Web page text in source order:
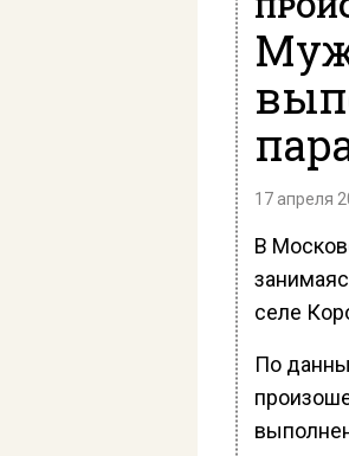
17 апреля
В
селе
По